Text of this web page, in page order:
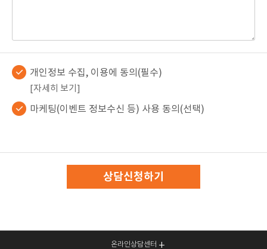
개인정보 수집, 이용에 동의(필수)
[자세히 보기]
마케팅(이벤트 정보수신 등) 사용 동의(선택)
상담신청하기
온라인상담센터